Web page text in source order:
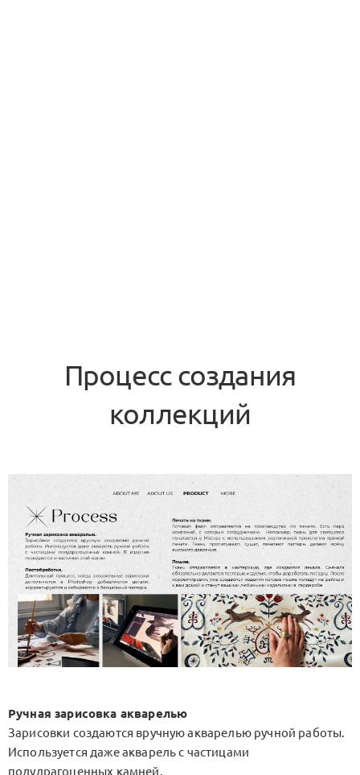
Процесс создания
коллекций
Ручная зарисовка акварелью
Зарисовки создаются вручную акварелью ручной работы.
Используется даже акварель с частицами
полудрагоценных камней.